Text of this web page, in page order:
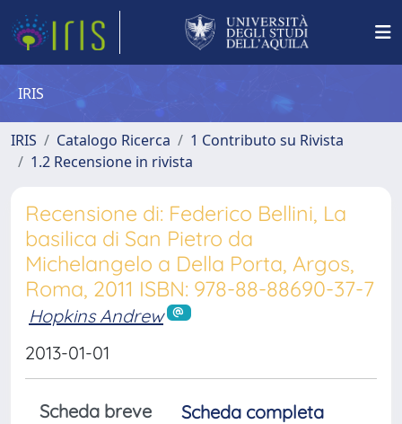
IRIS
IRIS Catalogo Ricerca
1 Contributo su Rivista
1.2 Recensione in rivista
Recensione di: Federico Bellini, La
basilica di San Pietro da
Michelangelo a Della Porta, Argos,
Roma, 2011 ISBN: 978-88-88690-37-7
Hopkins Andrew
2013-01-01
Scheda breve
Scheda completa